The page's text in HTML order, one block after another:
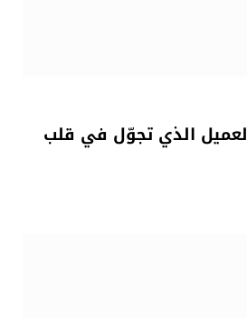
الذي تجوّل في قلب